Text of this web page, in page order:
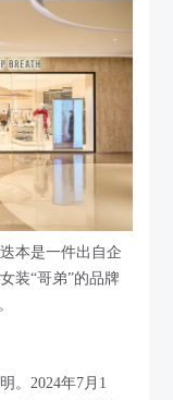
本是一件出自企
装“哥弟”的品牌
。2024年7月1